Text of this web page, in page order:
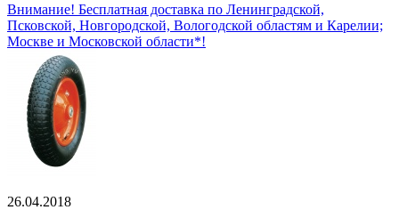
Внимание! Бесплатная доставка по Ленинградской,
Псковской, Новгородской, Вологодской областям и Карелии;
Москве и Московской области*!
26.04.2018